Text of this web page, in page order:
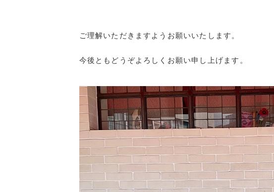
ご理解いただきますようお願いいたします。
今後ともどうぞよろしくお願い申し上げます。